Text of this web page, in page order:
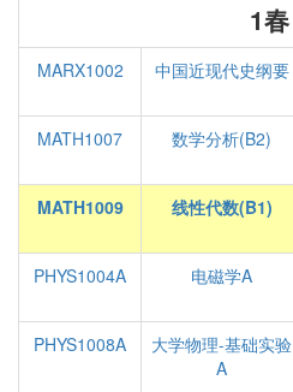
1春
MARX1002 中国近现代史纲要
MATH1007
数学分析(B2)
MATH1009
线性代数(B1)
PHYS1004A
电磁学A
PHYS1008A
大学物理-基础实验
A